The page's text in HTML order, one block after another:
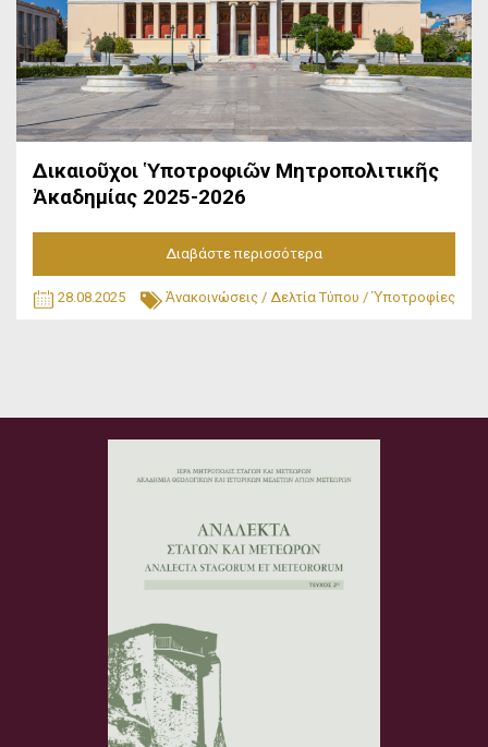
Δικαιοῦχοι Ὑποτροφιῶν Μητροπολιτικῆς
Ἀκαδημίας 2025-2026
Διαβάστε περισσότερα
28.08.2025 Ἀνακοινώσεις / Δελτία Τύπου / Ὑποτροφίες